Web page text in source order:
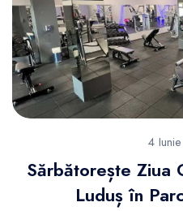
4
Sărbătorește Ziua
Luduș în